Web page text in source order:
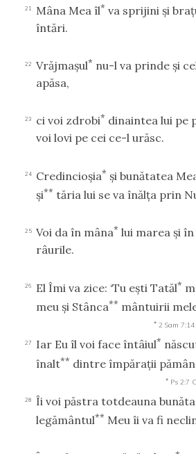
21 Mâna Mea îl* va sprijini şi
întări.
22 Vrăjmaşul* nu-l va prinde şi
apăsa,
23 ci voi zdrobi* dinaintea lui pe
voi lovi pe cei ce-l urăsc.
24 Credincioşia* şi bunătatea
şi** tăria lui se va înălţa prin
25 Voi da în mâna* lui marea şi
râurile.
26 El Îmi va zice: ‘Tu eşti Tatăl*
meu şi Stânca** mântuirii
* 2 Sam 7:14
27 Iar Eu îl voi face întâiul*
înalt** dintre împăraţii
* Ps 2:7
28 Îi voi păstra totdeauna
legământul** Meu îi va fi